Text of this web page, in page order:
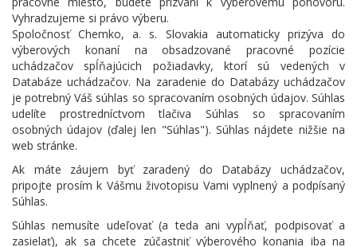
Vyhradzujeme si právo výberu.
Spoločnosť Chemko, a. s. Slovakia automaticky prizýva do
výberových konaní na obsadzované pracovné pozície
uchádzačov spĺňajúcich požiadavky, ktorí sú vedených v
Databáze uchádzačov. Na zaradenie do Databázy uchádzačov
je potrebný Váš súhlas so spracovaním osobných údajov. Súhlas
udelíte prostredníctvom tlačiva Súhlas so spracovaním
osobných údajov (ďalej len "Súhlas"). Súhlas nájdete nižšie na
web stránke.
Ak máte záujem byť zaradený do Databázy uchádzačov,
pripojte prosím k Vášmu životopisu Vami vyplnený a podpísaný
Súhlas.
Súhlas nemusíte udeľovať (a teda ani vypĺňať, podpisovať a
zasielať), ak sa chcete zúčastniť výberového konania iba na